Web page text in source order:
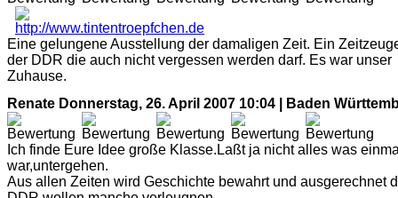
Eine gelungene Ausstellung der damaligen Zeit. Ein
der DDR die auch nicht vergessen werden darf. Es war unser
Zuhause.
Renate Donnerstag, 26. April 2007 10:04 | Baden
Ich finde Eure Idee große Klasse.Laßt ja nicht alles was
war,untergehen.
Aus allen Zeiten wird Geschichte bewahrt und ausgerechnet